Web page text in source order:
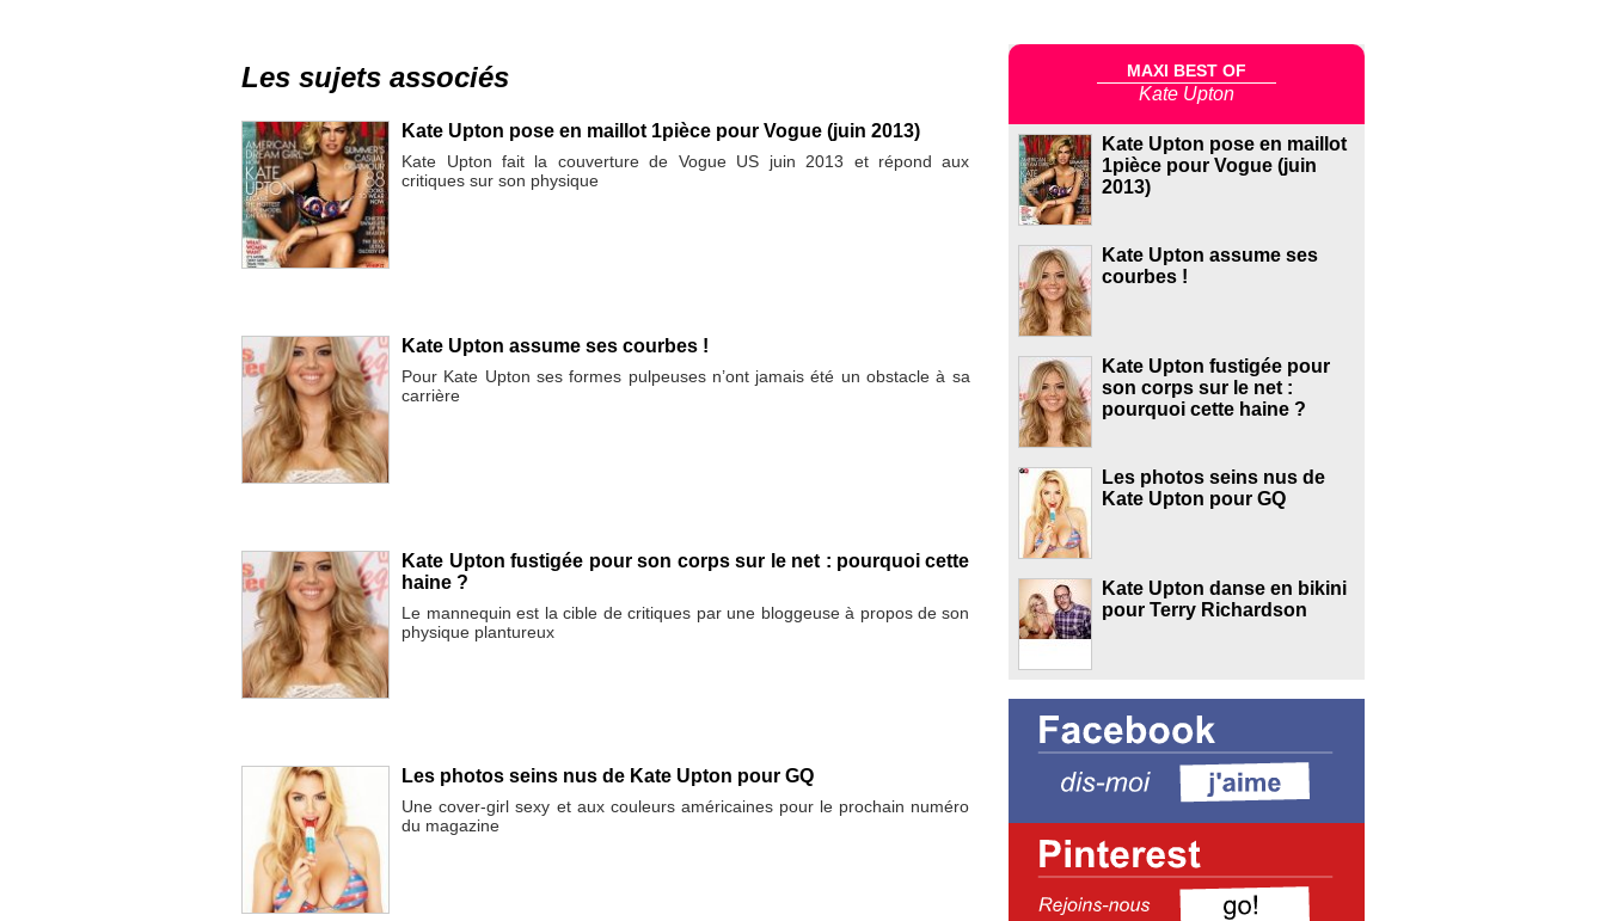
Les sujets associés
Kate Upton pose en maillot 1pièce pour Vogue (juin 2013)
Kate Upton fait la couverture de Vogue US juin 2013 et répond aux
critiques sur son physique
Kate Upton assume ses courbes !
Pour Kate Upton ses formes pulpeuses n’ont jamais été un obstacle à sa
carrière
Kate Upton fustigée pour son corps sur le net : pourquoi cette
haine ?
Le mannequin est la cible de critiques par une bloggeuse à propos de son
physique plantureux
Les photos seins nus de Kate Upton pour GQ
Une cover-girl sexy et aux couleurs américaines pour le prochain numéro
du magazine
MAXI BEST OF
Kate Upton
Kate Upton pose en maillot
1pièce pour Vogue (juin
2013)
Kate Upton assume ses
courbes !
Kate Upton fustigée pour
son corps sur le net :
pourquoi cette haine ?
Les photos seins nus de
Kate Upton pour GQ
Kate Upton danse en bikini
pour Terry Richardson